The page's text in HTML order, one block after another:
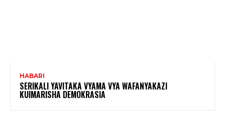
HABARI
SERIKALI YAVITAKA VYAMA VYA WAFANYAKAZI
KUIMARISHA DEMOKRASIA